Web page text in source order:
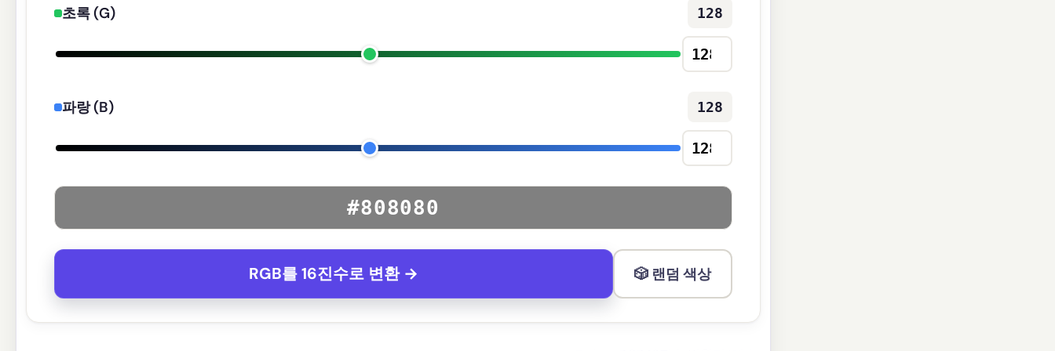
초록 (G) 128
파랑 (B) 128
#808080
RGB를 16진수로 변환 → 🎲 랜덤 색상